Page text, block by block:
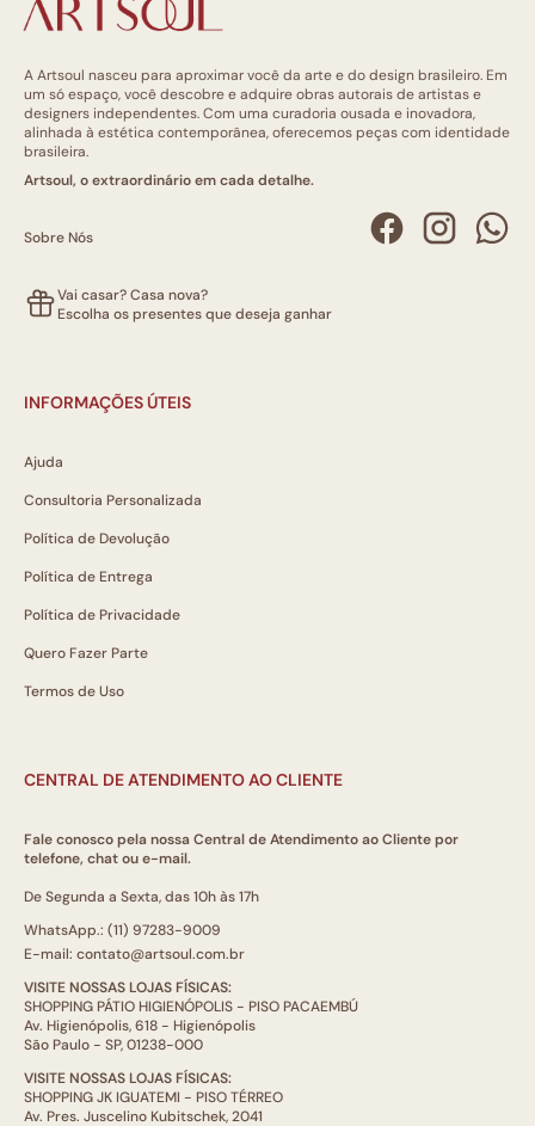
A Artsoul nasceu para aproximar você da arte e do design brasileiro. Em
um só espaço, você descobre e adquire obras autorais de artistas e
designers independentes. Com uma curadoria ousada e inovadora,
alinhada à estética contemporânea, oferecemos peças com identidade
brasileira.
Artsoul, o extraordinário em cada detalhe.
Sobre Nós
Vai casar? Casa nova?
Escolha os presentes que deseja ganhar
INFORMAÇÕES ÚTEIS
Ajuda
Consultoria Personalizada
Política de Devolução
Política de Entrega
Política de Privacidade
Quero Fazer Parte
Termos de Uso
CENTRAL DE ATENDIMENTO AO CLIENTE
Fale conosco pela nossa Central de Atendimento ao Cliente por
telefone, chat ou e-mail.
De Segunda a Sexta, das 10h às 17h
WhatsApp.: (11) 97283-9009
E-mail: contato@artsoul.com.br
VISITE NOSSAS LOJAS FÍSICAS:
SHOPPING PÁTIO HIGIENÓPOLIS - PISO PACAEMBÚ
Av. Higienópolis, 618 - Higienópolis
São Paulo - SP, 01238-000
VISITE NOSSAS LOJAS FÍSICAS:
SHOPPING JK IGUATEMI - PISO TÉRREO
Av. Pres. Juscelino Kubitschek, 2041